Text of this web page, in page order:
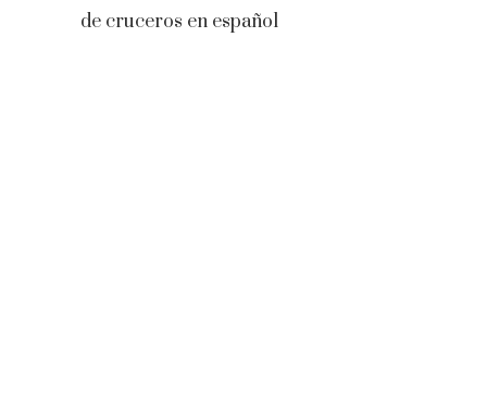
de cruceros en español